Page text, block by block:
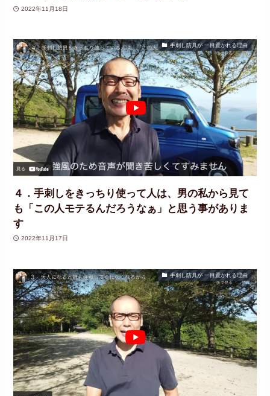
2022年11月18日
手刺し防具が 一目置かれる理由
４．手刺しをきっちり使って人は、男の私から見て
も「この人モテるんだろうなぁ」と思う事がありま
す
2022年11月17日
手刺し防具が 一目置かれる理由